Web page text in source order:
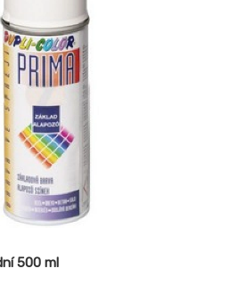
500 ml